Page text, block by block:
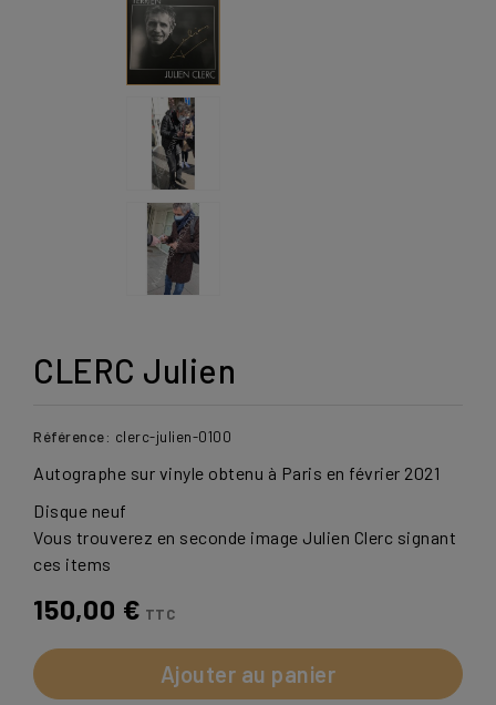
CLERC Julien
Référence: clerc-julien-0100
Autographe sur vinyle obtenu à Paris en février 2021
Disque neuf
Vous trouverez en seconde image Julien Clerc signant
ces items
150,00 € TTC
Ajouter au panier